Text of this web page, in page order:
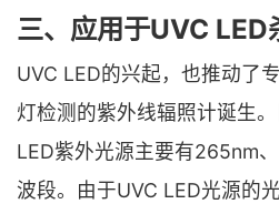
三、应用于UVC LED
UVC LED的兴起，也推动了
灯检测的紫外线辐照计诞生
LED紫外光源主要有265nm
波段。由于UVC LED光源的